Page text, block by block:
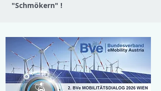
"Schmökern" !